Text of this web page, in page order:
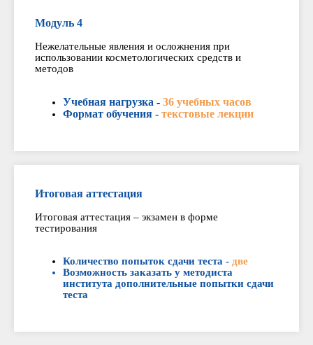
Модуль 4
Нежелательные явления и осложнения при
использовании косметологических средств и
методов
Учебная нагрузка - 36 учебных часов
Формат обучения - текстовые лекции
Итоговая аттестация
Итоговая аттестация – экзамен в форме
тестирования
Количество попыток сдачи теста - две
Возможность заказать у методиста
института дополнительные попытки сдачи
теста